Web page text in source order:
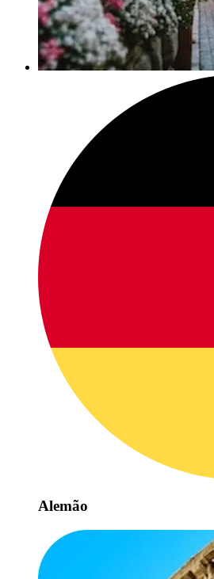
Alemão